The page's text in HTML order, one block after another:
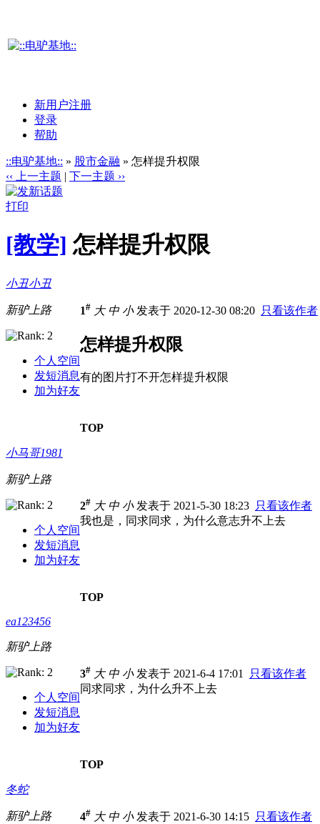
新用户注册
登录
帮助
::电驴基地:: » 股市金融 » 怎样提升权限
‹‹ 上一主题 | 下一主题 ››
打印
[教学] 怎样提升权限
小丑小丑
新驴上路
个人空间
发短消息
加为好友
1# 大 中 小发表于 2020-12-30 08:20 只看该作者
怎样提升权限
有的图片打不开怎样提升权限
TOP
小马哥1981
新驴上路
个人空间
发短消息
加为好友
2# 大 中 小发表于 2021-5-30 18:23 只看该作者
我也是，同求同求，为什么意志升不上去
TOP
ea123456
新驴上路
个人空间
发短消息
加为好友
3# 大 中 小发表于 2021-6-4 17:01
只看该作者
同求同求，为什么升不上去
TOP
冬蛇
新驴上路 4# 大 中 小发表于 2021-6-30 14:15 只看该作者